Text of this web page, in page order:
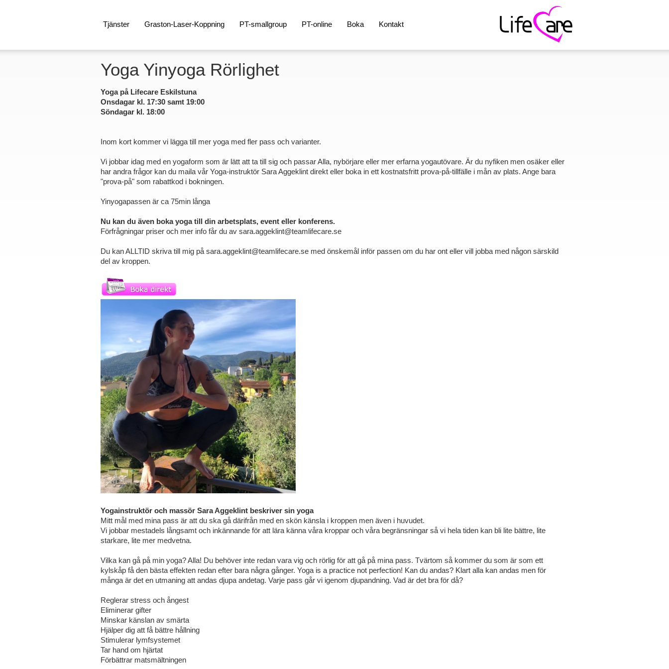
Tjänster Graston-Laser-Koppning PT-smallgroup PT-online Boka Kontakt
Yoga Yinyoga Rörlighet
Yoga på Lifecare Eskilstuna
Onsdagar kl. 17:30 samt 19:00
Söndagar kl. 18:00
Inom kort kommer vi lägga till mer yoga med fler pass och varianter.
Vi jobbar idag med en yogaform som är lätt att ta till sig och passar Alla, nybörjare eller mer erfarna yogautövare. Är du nyfiken men osäker eller
har andra frågor kan du maila vår Yoga-instruktör Sara Aggeklint direkt eller boka in ett kostnatsfritt prova-på-tillfälle i mån av plats. Ange bara
"prova-på" som rabattkod i bokningen.
Yinyogapassen är ca 75min långa
Nu kan du även boka yoga till din arbetsplats, event eller konferens.
Förfrågningar priser och mer info får du av sara.aggeklint@teamlifecare.se
Du kan ALLTID skriva till mig på sara.aggeklint@teamlifecare.se med önskemål inför passen om du har ont eller vill jobba med någon särskild
del av kroppen.
Yogainstruktör och massör Sara Aggeklint beskriver sin yoga
Mitt mål med mina pass är att du ska gå därifrån med en skön känsla i kroppen men även i huvudet.
Vi jobbar mestadels långsamt och inkännande för att lära känna våra kroppar och våra begränsningar så vi hela tiden kan bli lite bättre, lite
starkare, lite mer medvetna.
Vilka kan gå på min yoga? Alla! Du behöver inte redan vara vig och rörlig för att gå på mina pass. Tvärtom så kommer du som är som ett
kylskåp få den bästa effekten redan efter bara några gånger. Yoga is a practice not perfection! Kan du andas? Klart alla kan andas men för
många är det en utmaning att andas djupa andetag. Varje pass går vi igenom djupandning. Vad är det bra för då?
Reglerar stress och ångest
Eliminerar gifter
Minskar känslan av smärta
Hjälper dig att få bättre hållning
Stimulerar lymfsystemet
Tar hand om hjärtat
Förbättrar matsmältningen